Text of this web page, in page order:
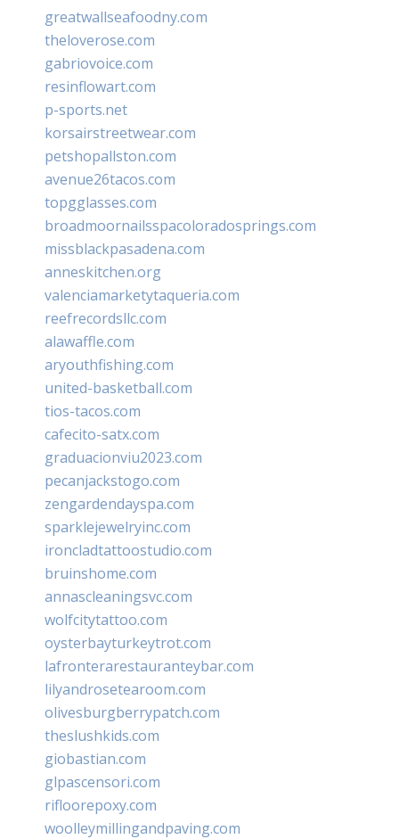
greatwallseafoodny.com
theloverose.com
gabriovoice.com
resinflowart.com
p-sports.net
korsairstreetwear.com
petshopallston.com
avenue26tacos.com
topgglasses.com
broadmoornailsspacoloradosprings.com
missblackpasadena.com
anneskitchen.org
valenciamarketytaqueria.com
reefrecordsllc.com
alawaffle.com
aryouthfishing.com
united-basketball.com
tios-tacos.com
cafecito-satx.com
graduacionviu2023.com
pecanjackstogo.com
zengardendayspa.com
sparklejewelryinc.com
ironcladtattoostudio.com
bruinshome.com
annascleaningsvc.com
wolfcitytattoo.com
oysterbayturkeytrot.com
lafronterarestauranteybar.com
lilyandrosetearoom.com
olivesburgberrypatch.com
theslushkids.com
giobastian.com
glpascensori.com
rifloorepoxy.com
woolleymillingandpaving.com